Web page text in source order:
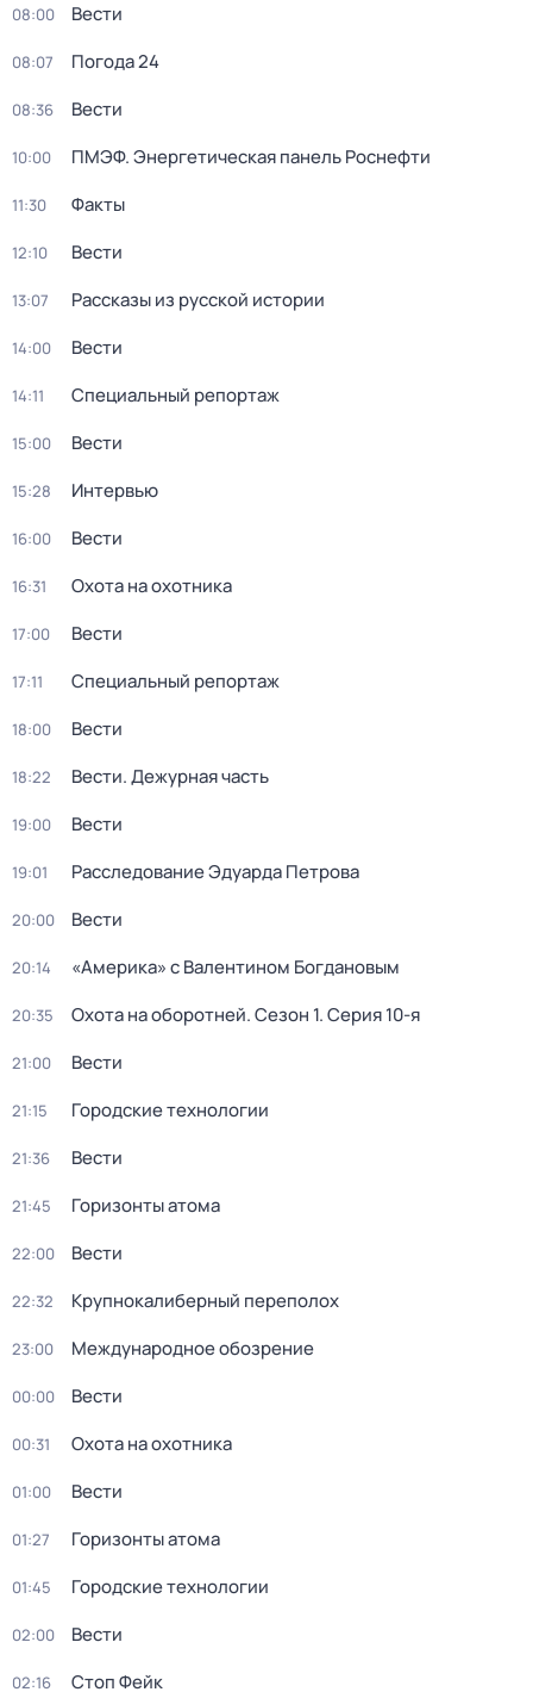
08:00 Вести
08:07 Погода 24
08:36 Вести
10:00 ПМЭФ. Энергетическая панель Роснефти
11:30 Факты
12:10 Вести
13:07 Рассказы из русской истории
14:00 Вести
14:11 Специальный репортаж
15:00 Вести
15:28 Интервью
16:00 Вести
16:31 Охота на охотника
17:00 Вести
17:11 Специальный репортаж
18:00 Вести
18:22 Вести. Дежурная часть
19:00 Вести
19:01 Расследование Эдуарда Петрова
20:00 Вести
20:14 «Америка» с Валентином Богдановым
20:35 Охота на оборотней. Сезон 1. Серия 10-я
21:00 Вести
21:15 Городские технологии
21:36 Вести
21:45 Горизонты атома
22:00 Вести
22:32 Крупнокалиберный переполох
23:00 Международное обозрение
00:00 Вести
00:31 Охота на охотника
01:00 Вести
01:27 Горизонты атома
01:45 Городские технологии
02:00 Вести
02:16 Стоп Фейк